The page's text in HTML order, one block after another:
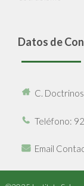
Datos de
C.
Teléfono:
Email